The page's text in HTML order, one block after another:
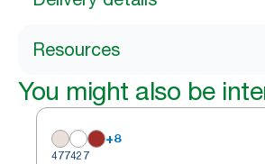
Resources
You might also be
+8
477427